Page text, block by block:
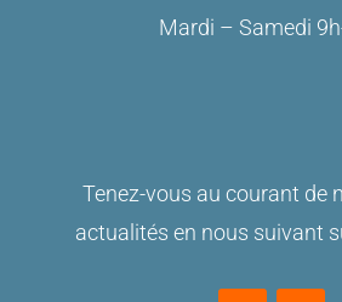
Mardi – Samedi
Tenez-vous au courant de
actualités en nous suivant